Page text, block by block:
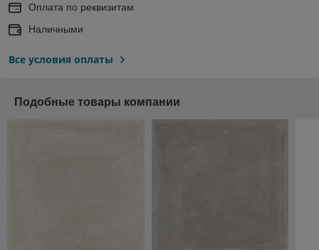
Оплата по реквизитам
Наличными
Все условия оплаты
Подобные товары компании